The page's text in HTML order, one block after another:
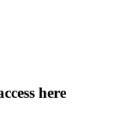
here